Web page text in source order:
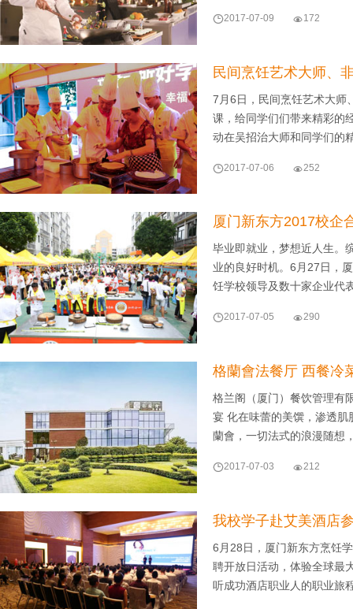
2017-07-09 172
民间烹饪艺术大师、
7月6日，民间烹饪艺术大师
课，给同学们们带来精彩的
动在吴招治大师和同学们
2017-07-06 252
厦门新东方2017校企
毕业即就业，梦想近人生。
业的良好时机。6月27日，
饪学校领导及数十家企业
2017-07-05 290
格蘭會法餐厅 西餐冷
格兰阁（厦门）餐饮管理有
宴 化在味蕾的美馔，渗透
蘭會，一切法式的浪漫随
2017-07-03 212
我校学子赴艾美酒店
6月28日，厦门新东方烹饪
聘开放日活动，体验全球最
听成功酒店职业人的职业